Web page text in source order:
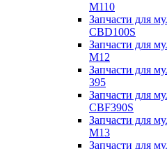
M110
Запчасти для
CBD100S
Запчасти для
M12
Запчасти для
395
Запчасти для
CBF390S
Запчасти для
M13
Запчасти для